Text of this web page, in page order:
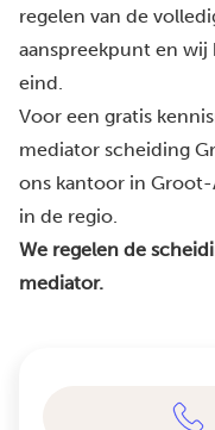
regelen van de
aanspreekpunt en
eind.
Voor een gratis
mediator scheiding
ons kantoor in
in de regio.
We regelen de
mediator.